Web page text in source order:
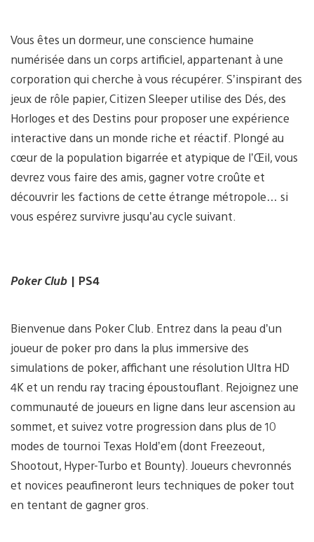
Vous êtes un dormeur, une conscience humaine
numérisée dans un corps artificiel, appartenant à une
corporation qui cherche à vous récupérer. S’inspirant des
jeux de rôle papier, Citizen Sleeper utilise des Dés, des
Horloges et des Destins pour proposer une expérience
interactive dans un monde riche et réactif. Plongé au
cœur de la population bigarrée et atypique de l’Œil, vous
devrez vous faire des amis, gagner votre croûte et
découvrir les factions de cette étrange métropole… si
vous espérez survivre jusqu’au cycle suivant.
Poker Club | PS4
Bienvenue dans Poker Club. Entrez dans la peau d’un
joueur de poker pro dans la plus immersive des
simulations de poker, affichant une résolution Ultra HD
4K et un rendu ray tracing époustouflant. Rejoignez une
communauté de joueurs en ligne dans leur ascension au
sommet, et suivez votre progression dans plus de 10
modes de tournoi Texas Hold’em (dont Freezeout,
Shootout, Hyper-Turbo et Bounty). Joueurs chevronnés
et novices peaufineront leurs techniques de poker tout
en tentant de gagner gros.